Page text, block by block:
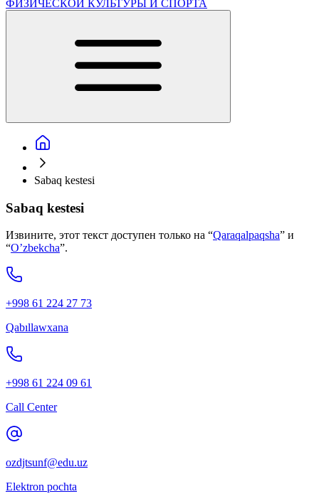
ФИЗИЧЕСКОЙ КУЛЬТУРЫ И СПОРТА
Sabaq kestesi
Sabaq kestesi
Извините, этот текст доступен только на “Qaraqalpaqsha” и
“O’zbekcha”.
+998 61 224 27 73
Qabıllawxana
+998 61 224 09 61
Call Center
ozdjtsunf@edu.uz
Elektron pochta